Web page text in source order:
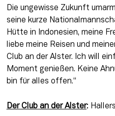
Die ungewisse Zukunft
seine kurze
Hütte in Indonesien, meine
liebe meine Reisen und
Club an der Alster. Ich will
Moment genießen. Keine
bin für alles offen.“
Der Club an der Alster: